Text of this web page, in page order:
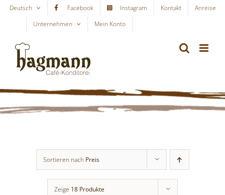
Skip
content
Deutsch Facebook Instagram Kontakt
Anreise
Unternehmen
Mein Konto
Sortieren nach Preis
Zeige 18 Produkte